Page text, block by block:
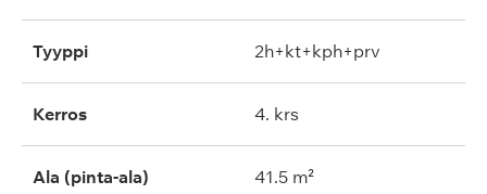
Tyyppi 2h+kt+kph+prv
Kerros 4. krs
Ala (pinta-ala) 41.5 m²